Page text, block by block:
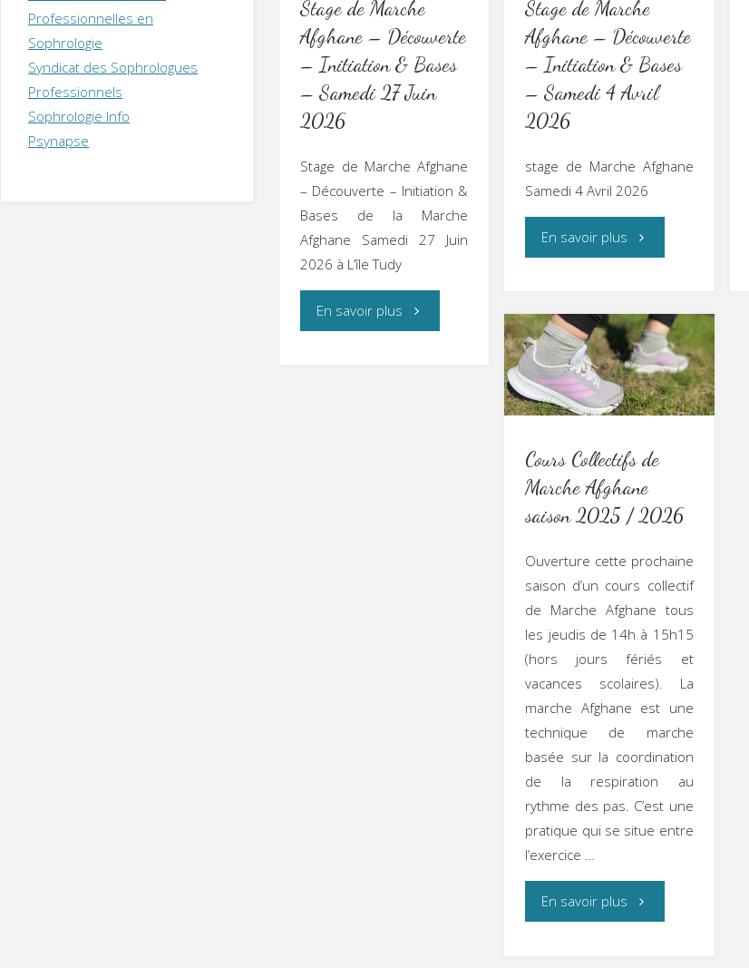
Stage de Marche
Afghane – Découverte
– Initiation & Bases
– Samedi 27 Juin
2026
Stage de Marche Afghane
– Découverte – Initiation &
Bases de la Marche
Afghane Samedi 27 Juin
2026 à L’île Tudy
En savoir plus "Stage
Stage de Marche
Afghane – Découverte
– Initiation & Bases
– Samedi 4 Avril
2026
stage de Marche Afghane
Samedi 4 Avril 2026
En savoir plus "Stage
Marche
Afghane
–
Initiation
&
–
Samedi
Avril
2026"
Cours Collectifs de
Marche Afghane
saison 2025 / 2026
Ouverture cette prochaine
saison d’un cours collectif
de Marche Afghane tous
les jeudis de 14h à 15h15
(hors jours fériés et
vacances scolaires). La
marche Afghane est une
technique de marche
basée sur la coordination
de la respiration au
rythme des pas. C’est une
pratique qui se situe entre
l’exercice …
En savoir plus "Cours
Professionnelles en
Sophrologie
Syndicat des Sophrologues
Professionnels
Sophrologie Info
Psynapse